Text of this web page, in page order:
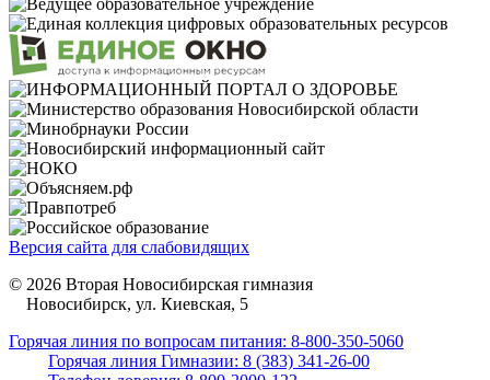
Версия сайта для слабовидящих
© 2026 Вторая Новосибирская гимназия
Новосибирск, ул. Киевская, 5
Горячая линия по вопросам питания: 8-800-350-5060
Горячая линия Гимназии: 8 (383) 341-26-00